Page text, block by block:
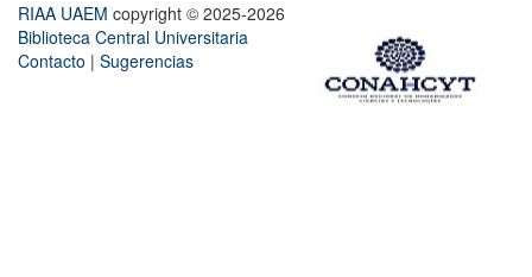
RIAA UAEM copyright © 2025-2026
Biblioteca Central Universitaria
Contacto | Sugerencias